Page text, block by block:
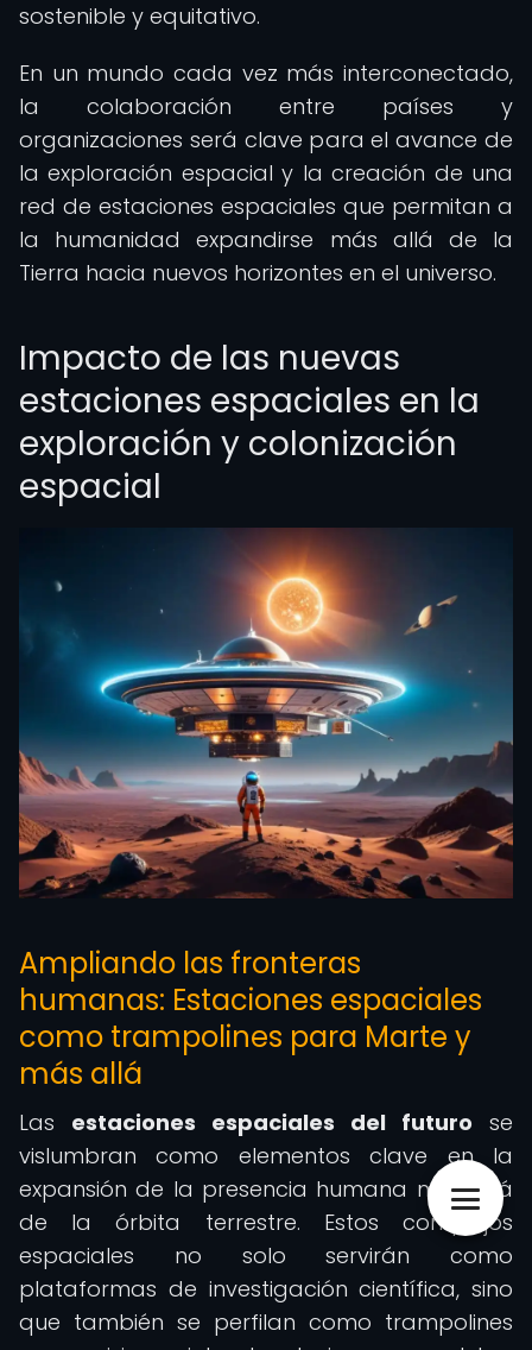
sostenible y equitativo.
En un mundo cada vez más interconectado,
la colaboración entre países y
organizaciones será clave para el avance de
la exploración espacial y la creación de una
red de estaciones espaciales que permitan a
la humanidad expandirse más allá de la
Tierra hacia nuevos horizontes en el universo.
Impacto de las nuevas
estaciones espaciales en la
exploración y colonización
espacial
Ampliando las fronteras
humanas: Estaciones espaciales
como trampolines para Marte y
más allá
Las estaciones espaciales del futuro se
vislumbran como elementos clave en la
expansión de la presencia humana más allá
de la órbita terrestre. Estos complejos
espaciales no solo servirán como
plataformas de investigación científica, sino
que también se perfilan como trampolines